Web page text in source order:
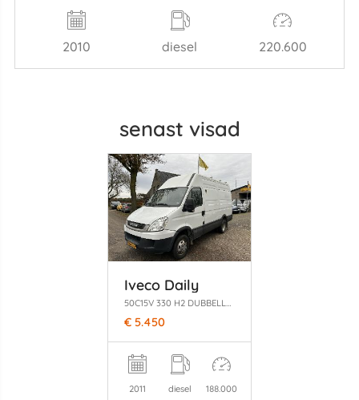
2010 diesel 220.600
senast visad
Iveco Daily
50C15V 330 H2 DUBBELLUCHT ACHTER
€ 5.450
2011 diesel 188.000